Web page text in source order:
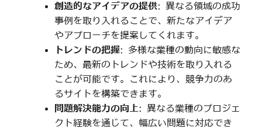
創造的なアイデアの提供: 異なる領域の成功
事例を取り入れることで、新たなアイデア
やアプローチを提案してくれます。
トレンドの把握: 多様な業種の動向に敏感な
ため、最新のトレンドや技術を取り入れる
ことが可能です。これにより、競争力のあ
るサイトを構築できます。
問題解決能力の向上: 異なる業種のプロジェ
クト経験を通じて、幅広い問題に対応でき